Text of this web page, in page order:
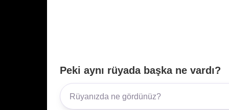
Peki aynı rüyada başka ne vardı?